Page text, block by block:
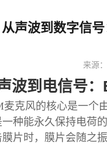
从声波到数字信
来源
波到电信号
麦克风的核心是一个
种能永久保持电荷
膜片时，膜片会随之